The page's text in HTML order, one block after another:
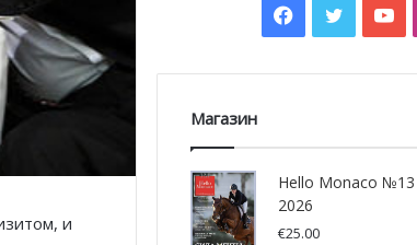
и
Facebook
Twitter
Магазин
Hello Monaco
2026
€25.00